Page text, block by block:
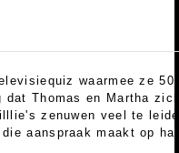
waarmee ze
dat Thomas en Martha
zenuwen veel te
aanspraak maakt op